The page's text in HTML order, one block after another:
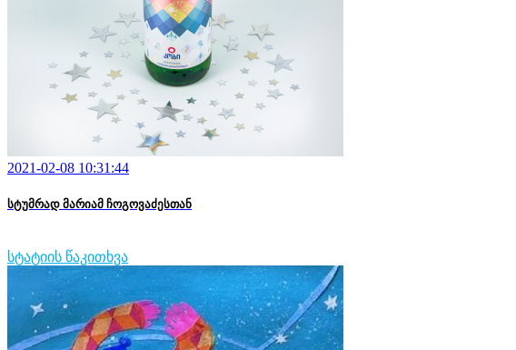
2021-02-08 10:31:44
სტუმრად მარიამ ჩოგოვაძესთან
სტატიის წაკითხვა